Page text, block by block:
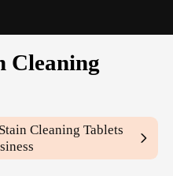
Cleaning
Cleaning Tablets